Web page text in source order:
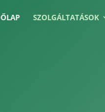
SZOLGÁLTATÁSOK